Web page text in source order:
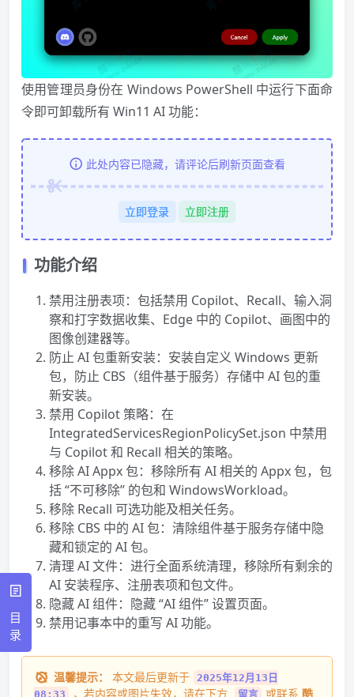
使用管理员身份在 Windows PowerShell 中运行下面命
令即可卸载所有 Win11 AI 功能：
此处内容已隐藏，请评论后刷新页面查看
立即登录 立即注册
功能介绍
禁用注册表项：包括禁用 Copilot、Recall、输入洞
察和打字数据收集、Edge 中的 Copilot、画图中的
图像创建器等。
防止 AI 包重新安装：安装自定义 Windows 更新
包，防止 CBS（组件基于服务）存储中 AI 包的重
新安装。
禁用 Copilot 策略：在
IntegratedServicesRegionPolicySet.json 中禁用
与 Copilot 和 Recall 相关的策略。
移除 AI Appx 包：移除所有 AI 相关的 Appx 包，包
括 “不可移除” 的包和 WindowsWorkload。
移除 Recall 可选功能及相关任务。
移除 CBS 中的 AI 包：清除组件基于服务存储中隐
藏和锁定的 AI 包。
清理 AI 文件：进行全面系统清理，移除所有剩余的
AI 安装程序、注册表项和包文件。
隐藏 AI 组件：隐藏 “AI 组件” 设置页面。
禁用记事本中的重写 AI 功能。
温馨提示： 本文最后更新于 2025年12月13日
08:33
，若内容或图片失效，请在下方 留言 或联系 酷
目
录